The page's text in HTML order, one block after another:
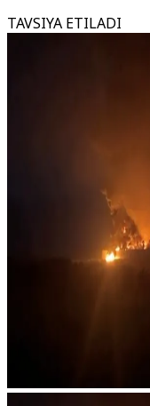
TAVSIYA ETILADI